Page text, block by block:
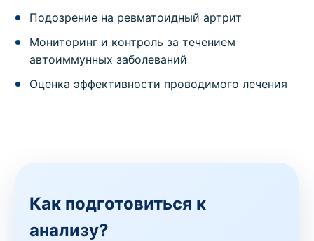
Подозрение на ревматоидный артрит
Мониторинг и контроль за течением
автоиммунных заболеваний
Оценка эффективности проводимого лечения
Как подготовиться к
анализу?